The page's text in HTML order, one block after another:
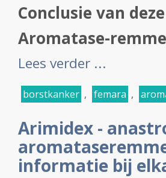
Conclusie van
Aromatase-
Lees verder ...
borstkanker , femara ,
Arimidex -
informatie bij